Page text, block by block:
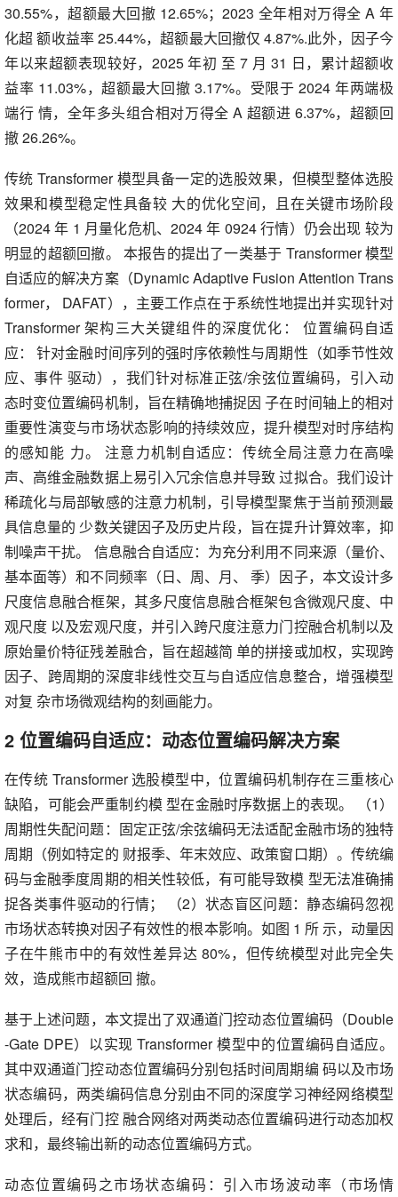
30.55%，超额最大回撤 12.65%；2023 全年相对万得全 A 年
化超 额收益率 25.44%，超额最大回撤仅 4.87%.此外，因子今
年以来超额表现较好，2025 年初 至 7 月 31 日，累计超额收
益率 11.03%，超额最大回撤 3.17%。受限于 2024 年两端极
端行 情，全年多头组合相对万得全 A 超额进 6.37%，超额回
撤 26.26%。
传统 Transformer 模型具备一定的选股效果，但模型整体选股
效果和模型稳定性具备较 大的优化空间，且在关键市场阶段
（2024 年 1 月量化危机、2024 年 0924 行情）仍会出现 较为
明显的超额回撤。 本报告的提出了一类基于 Transformer 模型
自适应的解决方案（Dynamic Adaptive Fusion Attention Trans
former， DAFAT），主要工作点在于系统性地提出并实现针对
Transformer 架构三大关键组件的深度优化： 位置编码自适
应： 针对金融时间序列的强时序依赖性与周期性（如季节性效
应、事件 驱动），我们针对标准正弦/余弦位置编码，引入动
态时变位置编码机制，旨在精确地捕捉因 子在时间轴上的相对
重要性演变与市场状态影响的持续效应，提升模型对时序结构
的感知能 力。 注意力机制自适应：传统全局注意力在高噪
声、高维金融数据上易引入冗余信息并导致 过拟合。我们设计
稀疏化与局部敏感的注意力机制，引导模型聚焦于当前预测最
具信息量的 少数关键因子及历史片段，旨在提升计算效率，抑
制噪声干扰。 信息融合自适应：为充分利用不同来源（量价、
基本面等）和不同频率（日、周、月、 季）因子，本文设计多
尺度信息融合框架，其多尺度信息融合框架包含微观尺度、中
观尺度 以及宏观尺度，并引入跨尺度注意力门控融合机制以及
原始量价特征残差融合，旨在超越简 单的拼接或加权，实现跨
因子、跨周期的深度非线性交互与自适应信息整合，增强模型
对复 杂市场微观结构的刻画能力。
2 位置编码自适应：动态位置编码解决方案
在传统 Transformer 选股模型中，位置编码机制存在三重核心
缺陷，可能会严重制约模 型在金融时序数据上的表现。 （1）
周期性失配问题：固定正弦/余弦编码无法适配金融市场的独特
周期（例如特定的 财报季、年末效应、政策窗口期）。传统编
码与金融季度周期的相关性较低，有可能导致模 型无法准确捕
捉各类事件驱动的行情； （2）状态盲区问题：静态编码忽视
市场状态转换对因子有效性的根本影响。如图 1 所 示，动量因
子在牛熊市中的有效性差异达 80%，但传统模型对此完全失
效，造成熊市超额回 撤。
基于上述问题，本文提出了双通道门控动态位置编码（Double
-Gate DPE）以实现 Transformer 模型中的位置编码自适应。
其中双通道门控动态位置编码分别包括时间周期编 码以及市场
状态编码，两类编码信息分别由不同的深度学习神经网络模型
处理后，经有门控 融合网络对两类动态位置编码进行动态加权
求和，最终输出新的动态位置编码方式。
动态位置编码之市场状态编码：引入市场波动率（市场情